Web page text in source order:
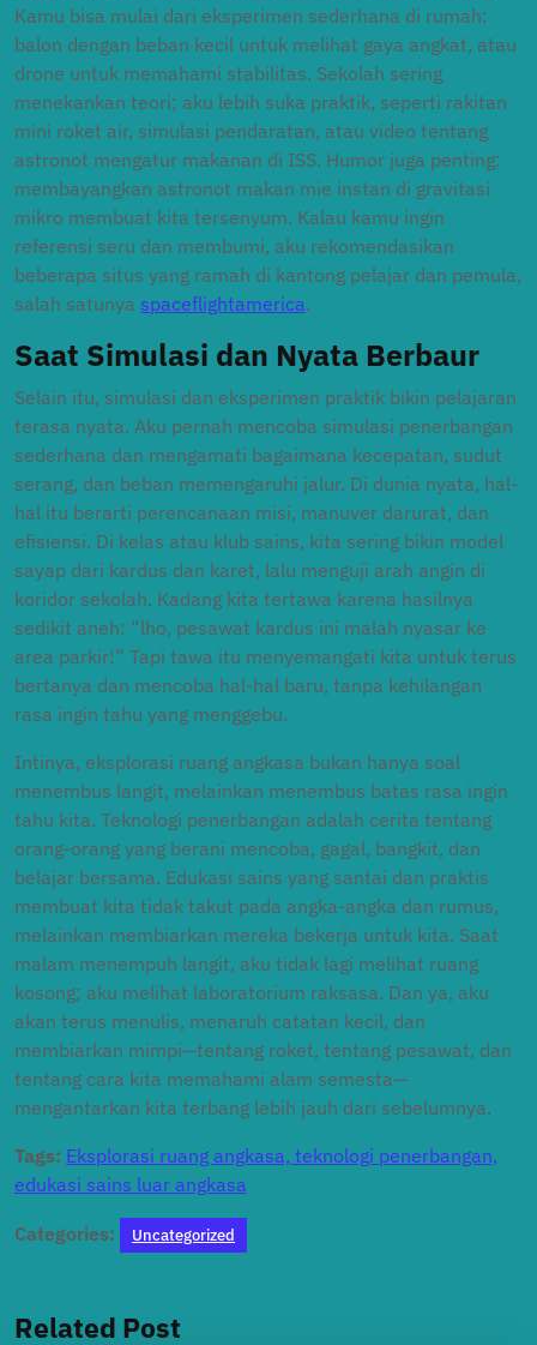
Kamu bisa mulai dari eksperimen sederhana di rumah:
balon dengan beban kecil untuk melihat gaya angkat, atau
drone untuk memahami stabilitas. Sekolah sering
menekankan teori; aku lebih suka praktik, seperti rakitan
mini roket air, simulasi pendaratan, atau video tentang
astronot mengatur makanan di ISS. Humor juga penting:
membayangkan astronot makan mie instan di gravitasi
mikro membuat kita tersenyum. Kalau kamu ingin
referensi seru dan membumi, aku rekomendasikan
beberapa situs yang ramah di kantong pelajar dan pemula,
salah satunya spaceflightamerica.
Saat Simulasi dan Nyata Berbaur
Selain itu, simulasi dan eksperimen praktik bikin pelajaran
terasa nyata. Aku pernah mencoba simulasi penerbangan
sederhana dan mengamati bagaimana kecepatan, sudut
serang, dan beban memengaruhi jalur. Di dunia nyata, hal-
hal itu berarti perencanaan misi, manuver darurat, dan
efisiensi. Di kelas atau klub sains, kita sering bikin model
sayap dari kardus dan karet, lalu menguji arah angin di
koridor sekolah. Kadang kita tertawa karena hasilnya
sedikit aneh: “lho, pesawat kardus ini malah nyasar ke
area parkir!” Tapi tawa itu menyemangati kita untuk terus
bertanya dan mencoba hal-hal baru, tanpa kehilangan
rasa ingin tahu yang menggebu.
Intinya, eksplorasi ruang angkasa bukan hanya soal
menembus langit, melainkan menembus batas rasa ingin
tahu kita. Teknologi penerbangan adalah cerita tentang
orang-orang yang berani mencoba, gagal, bangkit, dan
belajar bersama. Edukasi sains yang santai dan praktis
membuat kita tidak takut pada angka-angka dan rumus,
melainkan membiarkan mereka bekerja untuk kita. Saat
malam menempuh langit, aku tidak lagi melihat ruang
kosong; aku melihat laboratorium raksasa. Dan ya, aku
akan terus menulis, menaruh catatan kecil, dan
membiarkan mimpi—tentang roket, tentang pesawat, dan
tentang cara kita memahami alam semesta—
mengantarkan kita terbang lebih jauh dari sebelumnya.
Tags: Eksplorasi ruang angkasa, teknologi penerbangan,
edukasi sains luar angkasa
Categories: Uncategorized
Related Post